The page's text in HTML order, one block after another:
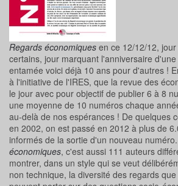
Regards économiques en ce 12/12/12,
certains, jour marquant l'anniversaire d'une
entamée voici déjà 10 ans pour d'autres !
à l'initiative de l'IRES, que la revue des
le jour avec pour objectif de publier 6 à 8
une moyenne de 10 numéros chaque
au-delà de nos espérances ! De quelques
en 2002, on est passé en 2012 à plus de
informés de la sortie d'un nouveau numéro.
économiques, c'est aussi 111 auteurs
montrer, dans un style qui se veut
non technique, la diversité des regards